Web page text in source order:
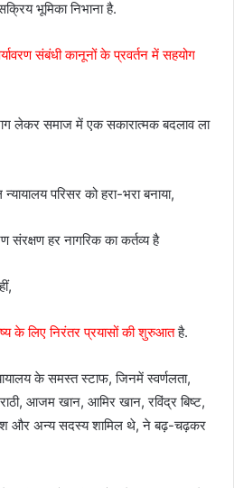
भूमिका निभाना है.
संबंधी कानूनों के प्रवर्तन में सहयोग
लेकर समाज में एक सकारात्मक बदलाव ला
परिसर को हरा-भरा बनाया,
संरक्षण हर नागरिक का कर्तव्य है
के लिए निरंतर प्रयासों की शुरुआतहै.
के समस्त स्टाफ, जिनमें स्वर्णलता,
आजम खान, आमिर खान, रविंद्र बिष्ट,
और अन्य सदस्य शामिल थे, ने बढ़-चढ़कर